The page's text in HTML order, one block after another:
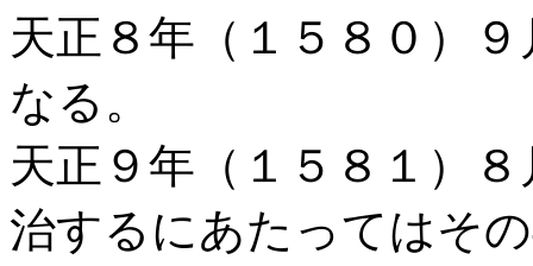
天正８年（１５８０）
なる。
天正９年（１５８１）８
治するにあたってはそ